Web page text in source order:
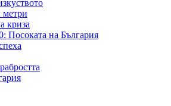
метри
криза
Посоката на България